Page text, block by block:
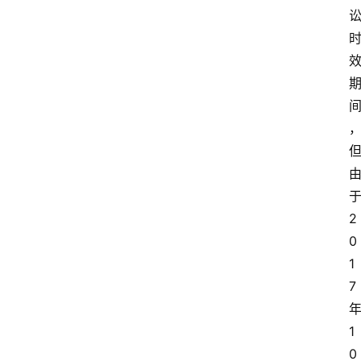
讼
时
效
期
间
，
但
由
于
2
0
1
7
年
1
0